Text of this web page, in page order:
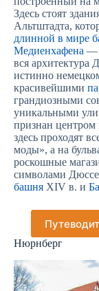
Здесь стоят
Альтштадта,
длинной в мире
Медиенхафена —
вся архитектура
истинно
красивейшими
грандиозными
уникальными
признан
здесь проходят
моды», а на
роскошные
символами
башня XIV в. и
Нюрнберг